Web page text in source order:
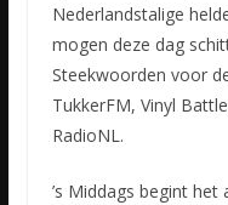
Nederlandstalige
mogen deze dag
Steekwoorden voor
TukkerFM, Vinyl
RadioNL.
’s Middags begint